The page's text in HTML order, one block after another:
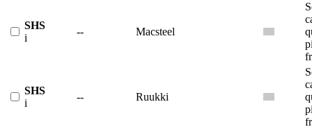
SHS
i
-- Macsteel
SHS
i
-- Ruukki